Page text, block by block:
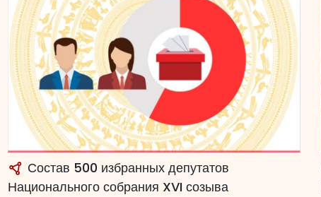
Состав 500 избранных депутатов
Национального собрания XVI созыва